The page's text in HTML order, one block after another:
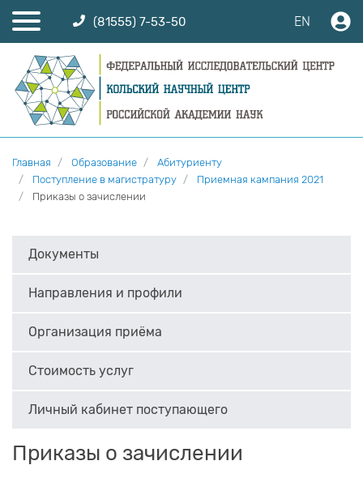
(81555) 7-53-50 EN
Главная Образование
Абитуриенту
Поступление в магистратуру
Приемная кампания 2021
Приказы о зачислении
Документы
Направления и профили
Организация приёма
Стоимость услуг
Личный кабинет поступающего
Приказы о зачислении